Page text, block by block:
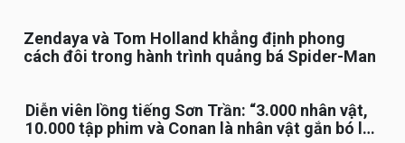
Zendaya và Tom Holland khẳng định phong
cách đôi trong hành trình quảng bá Spider-Man
Diễn viên lồng tiếng Sơn Trần: “3.000 nhân vật,
10.000 tập phim và Conan là nhân vật gắn bó lâu